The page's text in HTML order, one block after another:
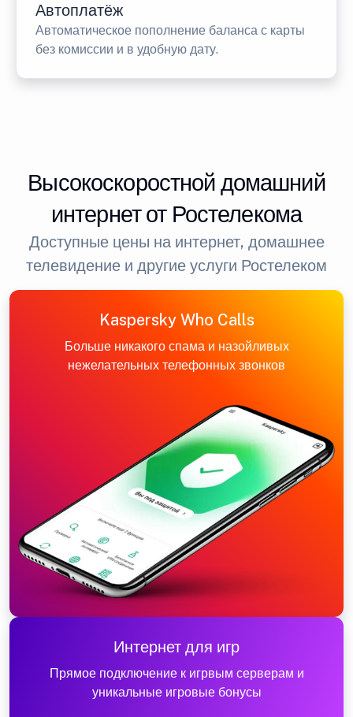
Автоплатёж
Автоматическое пополнение баланса с карты
без комиссии и в удобную дату.
Высокоскоростной домашний
интернет от Ростелекома
Доступные цены на интернет, домашнее
телевидение и другие услуги Ростелеком
Kaspersky Who Calls
Больше никакого спама и назойливых
нежелательных телефонных звонков
Интернет для игр
Прямое подключение к игрвым серверам и
уникальные игровые бонусы